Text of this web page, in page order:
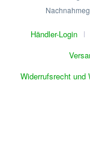
Händler-Login
Widerrufsrecht und